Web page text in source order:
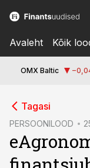
Avaleht Kõik
OMX Baltic
Tagasi
PERSOONILOOD